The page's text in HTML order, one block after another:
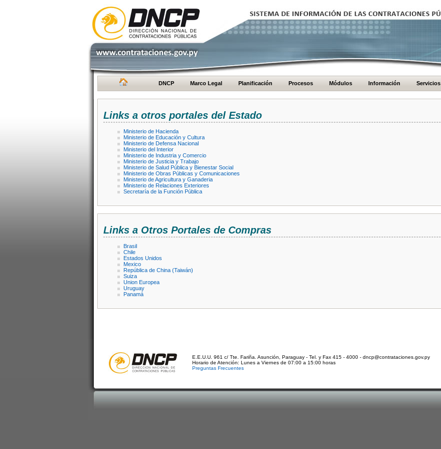
DNCP Marco Legal Planificación Procesos Módulos Información Servicios
Links a otros portales del Estado
Ministerio de Hacienda
Ministerio de Educación y Cultura
Ministerio de Defensa Nacional
Ministerio del Interior
Ministerio de Industria y Comercio
Ministerio de Justicia y Trabajo
Ministerio de Salud Pública y Bienestar Social
Ministerio de Obras Públicas y Comunicaciones
Ministerio de Agricultura y Ganaderia
Ministerio de Relaciones Exteriores
Secretaría de la Función Pública
Links a Otros Portales de Compras
Brasil
Chile
Estados Unidos
Mexico
República de China (Taiwán)
Suiza
Union Europea
Uruguay
Panamá
E.E.U.U. 961 c/ Tte. Fariña. Asunción, Paraguay - Tel. y Fax 415 - 4000 - dncp@contrataciones.gov.py
Horario de Atención: Lunes a Viernes de 07:00 a 15:00 horas
Preguntas Frecuentes